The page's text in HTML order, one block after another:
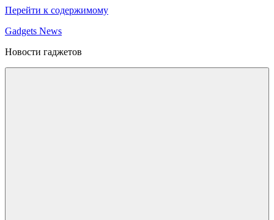
Перейти к содержимому
Gadgets News
Новости гаджетов